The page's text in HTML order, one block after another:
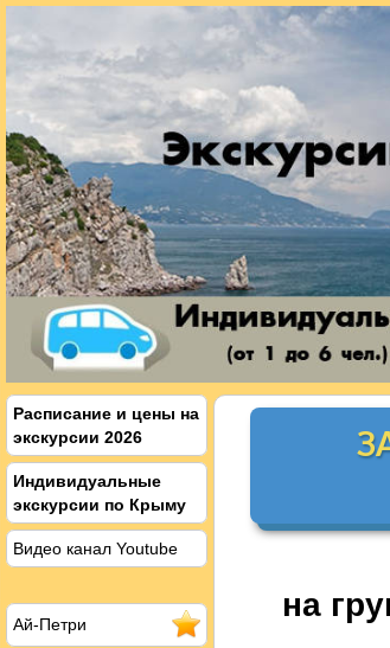
Расписание и цены на
экскурсии 2026
Индивидуальные
экскурсии по Крыму
Видео канал Youtube
Ай-Петри
на